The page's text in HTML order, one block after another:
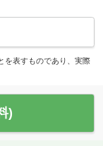
を表すものであり、実際
)